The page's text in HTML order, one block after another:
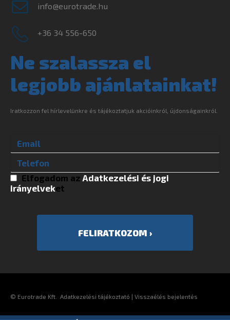
info@eurotrade.hu
+36 34 556-650
Ne szalassza el
legjobb ajánlatainkat!
Iratkozzon fel hírlevelünkre és tájékoztatjuk akcióinkról, újdonságainkról.
Elfogadom az Adatkezelési és jogi
irányelveket
© Eurotrade Kft. Adatkezelési tájékoztató | Visszaélés bejelentés